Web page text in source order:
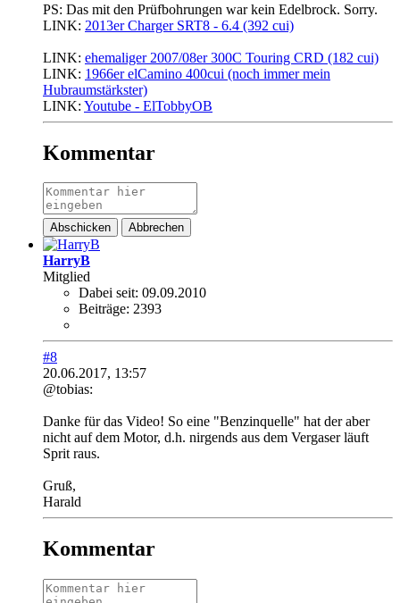
PS: Das mit den Prüfbohrungen war kein Edelbrock. Sorry.
LINK: 2013er Charger SRT8 - 6.4 (392 cui)
LINK: ehemaliger 2007/08er 300C Touring CRD (182 cui)
LINK: 1966er elCamino 400cui (noch immer mein
Hubraumstärkster)
LINK: Youtube - ElTobbyOB
Kommentar
Abschicken Abbrechen
HarryB
Mitglied
Dabei seit: 09.09.2010
Beiträge: 2393
#8
20.06.2017, 13:57
@tobias:
Danke für das Video! So eine "Benzinquelle" hat der aber
nicht auf dem Motor, d.h. nirgends aus dem Vergaser läuft
Sprit raus.
Gruß,
Harald
Kommentar